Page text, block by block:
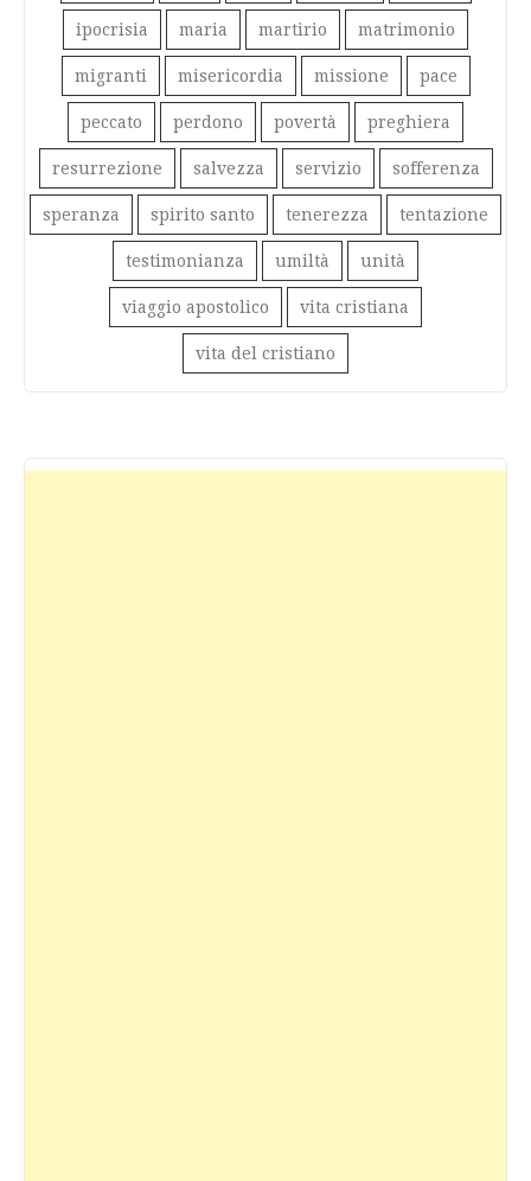
ipocrisia maria martirio matrimonio
migranti misericordia missione pace
peccato perdono povertà preghiera
resurrezione salvezza servizio sofferenza
speranza spirito santo tenerezza tentazione
testimonianza umiltà unità
viaggio apostolico vita cristiana
vita del cristiano